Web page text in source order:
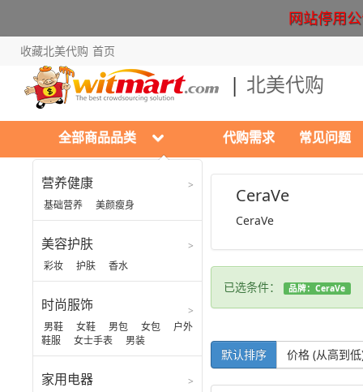
网站停用
收藏北美代购 首页
北美代购
全部商品品类
营养健康
基础营养 美颜瘦身
美容护肤
彩妆 护肤 香水
时尚服饰
男鞋 女鞋 男包 女包
户外
鞋服
女士手表 男装
家用电器
代购需求 常见问题
美容护肤
彩妆
护肤
香水
CeraVe
CeraVe
已选条件： 品牌：CeraVe
默认排序 价格 (从高到